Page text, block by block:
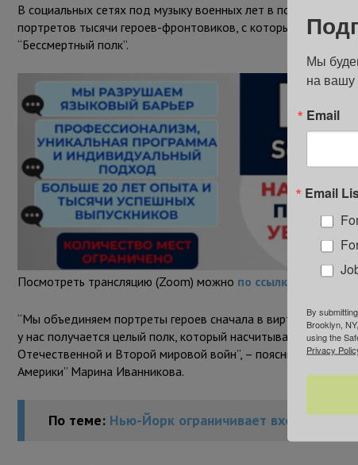
В социальных сетях под музыку военных лет в полдень по
портретов тысячи героев-фронтовиков, с которыми на
“Бессмертный полк”.
Посмотреть трансляцию (Zoom) можно по ссылке
“Мы объединяем портреты героев сначала в виртуальные
у нас получается целый полк, который насчитывает около
Отечественной и Второй мировой войн”, – пояснила одна
Америки” Марина Иванникова.
По теме: Нью-Йорк ограничивает вход в
Мы
на вашу
Email
Email
By
Brooklyn,
using the
Privacy